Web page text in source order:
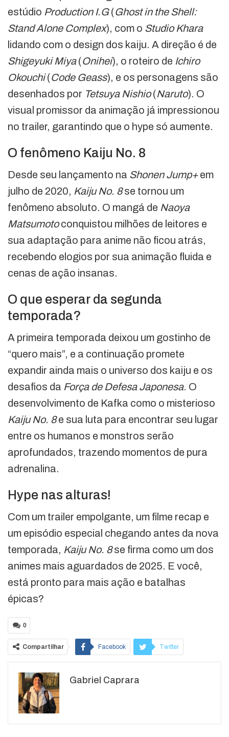
estúdio Production I.G(Ghost in the Shell:
Stand Alone Complex), com o Studio Khara
lidando com o design dos kaiju. A direção é de
Shigeyuki Miya(Onihei), o roteiro de Ichiro
Okouchi(Code Geass), e os personagens são
desenhados por Tetsuya Nishio(Naruto). O
visual promissor da animação já impressionou
no trailer, garantindo que o hype só aumente.
O fenômeno Kaiju No. 8
Desde seu lançamento na Shonen Jump+em
julho de 2020, Kaiju No. 8se tornou um
fenômeno absoluto. O mangá de Naoya
Matsumotoconquistou milhões de leitores e
sua adaptação para anime não ficou atrás,
recebendo elogios por sua animação fluida e
cenas de ação insanas.
O que esperar da segunda
temporada?
A primeira temporada deixou um gostinho de
“quero mais”, e a continuação promete
expandir ainda mais o universo dos kaiju e os
desafios da Força de Defesa Japonesa. O
desenvolvimento de Kafka como o misterioso
Kaiju No. 8e sua luta para encontrar seu lugar
entre os humanos e monstros serão
aprofundados, trazendo momentos de pura
adrenalina.
Hype nas alturas!
Com um trailer empolgante, um filme recap e
um episódio especial chegando antes da nova
temporada, Kaiju No. 8se firma como um dos
animes mais aguardados de 2025. E você,
está pronto para mais ação e batalhas
épicas?
0
Compartilhar Facebook Twitter
WhatsApp
Gabriel Caprara